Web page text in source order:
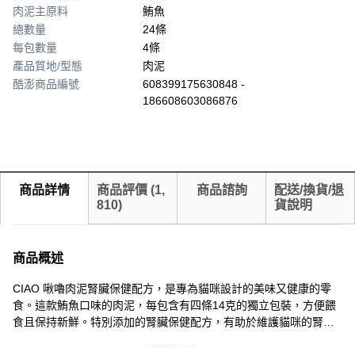
肉泥主原料
鮪魚
總數量
24條
每包數量
4條
產品質地/型態
肉泥
酷澎商品編號
608399175630848 -
186608603086876
商品詳情 商品評價 (1,
810)
商品諮詢
配送/換貨/退
貨說明
商品概述
CIAO 啾嚕肉泥腎臟保健配方，是專為貓咪設計的美味又健康的零
食。這款鮪魚口味的肉泥，每包含有四條14克的獨立包裝，方便餵
食且保持新鮮。特別添加的腎臟保健配方，有助於維護貓咪的腎臟